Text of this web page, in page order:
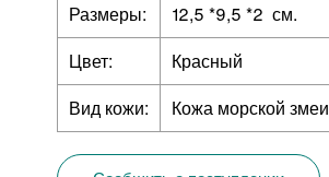
Размеры:
12,5 *9,5 *2 см.
Цвет:
Красный
Вид кожи:
Кожа морской змеи